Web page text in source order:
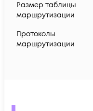
Размер таблицы
маршрутизации
Протоколы
маршрутизации